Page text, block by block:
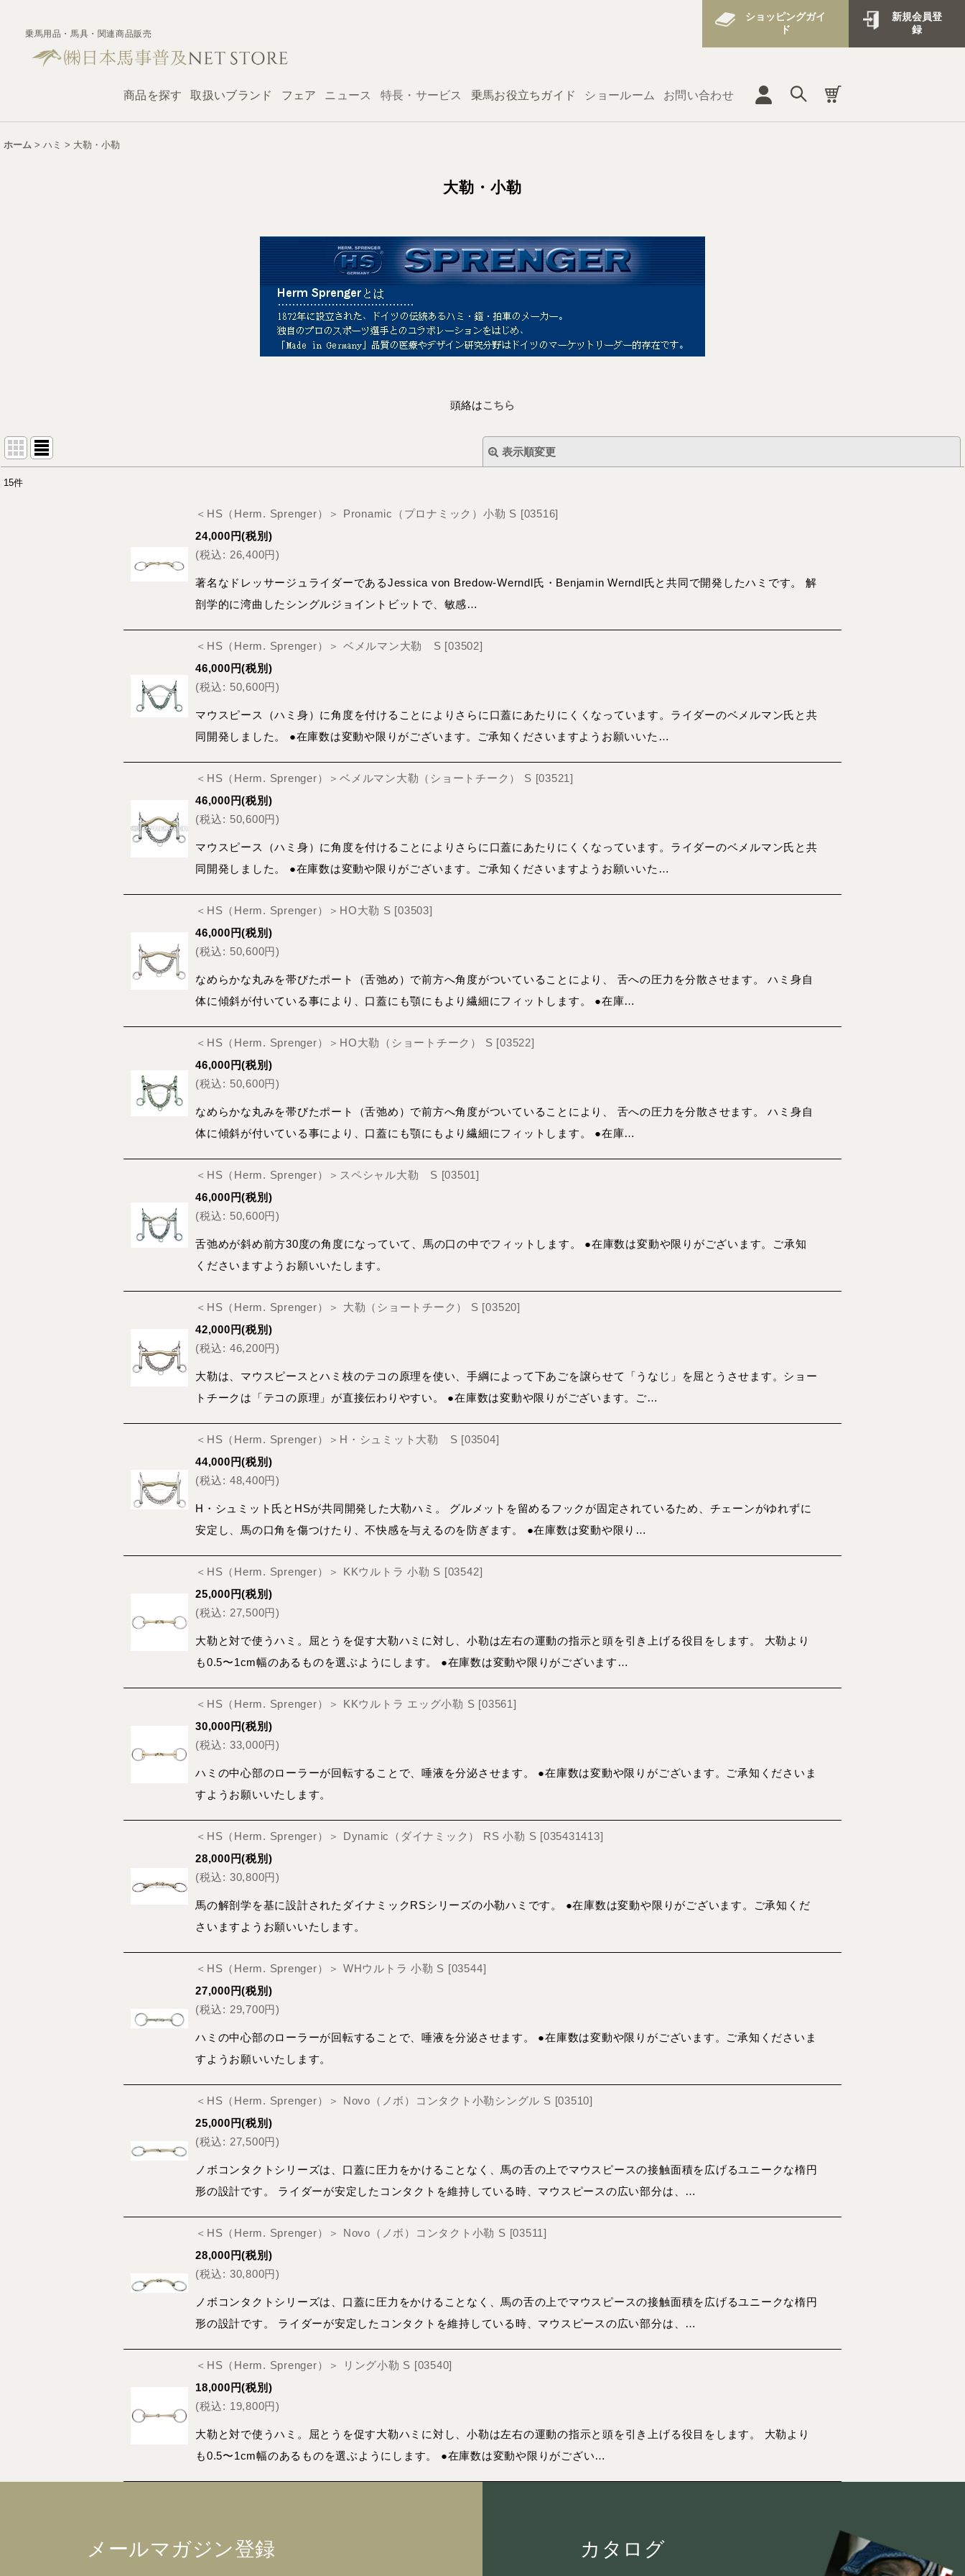
乗馬用品・馬具・関連商品販売
ショッピングガイ
ド
新規会員登
録
商品を探す 取扱いブランド フェア ニュース 特長・サービス 乗馬お役立ちガイド ショールーム お問い合わせ
ホーム > ハミ > 大勒・小勒
大勒・小勒
頭絡はこちら
表示順変更
15件
＜HS（Herm. Sprenger）＞ Pronamic（プロナミック）小勒 S [03516]
24,000 円(税別)
(税込: 26,400円)
著名なドレッサージュライダーであるJessica von Bredow-Werndl氏・Benjamin Werndl氏と共同で開発したハミです。 解
剖学的に湾曲したシングルジョイントビットで、敏感…
＜HS（Herm. Sprenger）＞ ベメルマン大勒 S [03502]
46,000 円(税別)
(税込: 50,600円)
マウスピース（ハミ身）に角度を付けることによりさらに口蓋にあたりにくくなっています。ライダーのベメルマン氏と共
同開発しました。 ●在庫数は変動や限りがございます。ご承知くださいますようお願いいた…
＜HS（Herm. Sprenger）＞ベメルマン大勒（ショートチーク） S [03521]
46,000 円(税別)
(税込: 50,600円)
マウスピース（ハミ身）に角度を付けることによりさらに口蓋にあたりにくくなっています。ライダーのベメルマン氏と共
同開発しました。 ●在庫数は変動や限りがございます。ご承知くださいますようお願いいた…
＜HS（Herm. Sprenger）＞HO大勒 S [03503]
46,000 円(税別)
(税込: 50,600円)
なめらかな丸みを帯びたポート（舌弛め）で前方へ角度がついていることにより、 舌への圧力を分散させます。 ハミ身自
体に傾斜が付いている事により、口蓋にも顎にもより繊細にフィットします。 ●在庫…
＜HS（Herm. Sprenger）＞HO大勒（ショートチーク） S [03522]
46,000 円(税別)
(税込: 50,600円)
なめらかな丸みを帯びたポート（舌弛め）で前方へ角度がついていることにより、 舌への圧力を分散させます。 ハミ身自
体に傾斜が付いている事により、口蓋にも顎にもより繊細にフィットします。 ●在庫…
＜HS（Herm. Sprenger）＞スペシャル大勒 S [03501]
46,000 円(税別)
(税込: 50,600円)
舌弛めが斜め前方30度の角度になっていて、馬の口の中でフィットします。 ●在庫数は変動や限りがございます。ご承知
くださいますようお願いいたします。
＜HS（Herm. Sprenger）＞ 大勒（ショートチーク） S [03520]
42,000 円(税別)
(税込: 46,200円)
大勒は、マウスピースとハミ枝のテコの原理を使い、手綱によって下あごを譲らせて「うなじ」を屈とうさせます。ショー
トチークは「テコの原理」が直接伝わりやすい。 ●在庫数は変動や限りがございます。ご…
＜HS（Herm. Sprenger）＞H・シュミット大勒 S [03504]
44,000 円(税別)
(税込: 48,400円)
H・シュミット氏とHSが共同開発した大勒ハミ。 グルメットを留めるフックが固定されているため、チェーンがゆれずに
安定し、馬の口角を傷つけたり、不快感を与えるのを防ぎます。 ●在庫数は変動や限り…
＜HS（Herm. Sprenger）＞ KKウルトラ 小勒 S [03542]
25,000 円(税別)
(税込: 27,500円)
大勒と対で使うハミ。屈とうを促す大勒ハミに対し、小勒は左右の運動の指示と頭を引き上げる役目をします。 大勒より
も0.5〜1cm幅のあるものを選ぶようにします。 ●在庫数は変動や限りがございます…
＜HS（Herm. Sprenger）＞ KKウルトラ エッグ小勒 S [03561]
30,000 円(税別)
(税込: 33,000円)
ハミの中心部のローラーが回転することで、唾液を分泌させます。 ●在庫数は変動や限りがございます。ご承知くださいま
すようお願いいたします。
＜HS（Herm. Sprenger）＞ Dynamic（ダイナミック） RS 小勒 S [035431413]
28,000 円(税別)
(税込: 30,800円)
馬の解剖学を基に設計されたダイナミックRSシリーズの小勒ハミです。 ●在庫数は変動や限りがございます。ご承知くだ
さいますようお願いいたします。
＜HS（Herm. Sprenger）＞ WHウルトラ 小勒 S [03544]
27,000 円(税別)
(税込: 29,700円)
ハミの中心部のローラーが回転することで、唾液を分泌させます。 ●在庫数は変動や限りがございます。ご承知くださいま
すようお願いいたします。
＜HS（Herm. Sprenger）＞ Novo（ノボ）コンタクト小勒シングル S [03510]
25,000 円(税別)
(税込: 27,500円)
ノボコンタクトシリーズは、口蓋に圧力をかけることなく、馬の舌の上でマウスピースの接触面積を広げるユニークな楕円
形の設計です。 ライダーが安定したコンタクトを維持している時、マウスピースの広い部分は、…
＜HS（Herm. Sprenger）＞ Novo（ノボ）コンタクト小勒 S [03511]
28,000 円(税別)
(税込: 30,800円)
ノボコンタクトシリーズは、口蓋に圧力をかけることなく、馬の舌の上でマウスピースの接触面積を広げるユニークな楕円
形の設計です。 ライダーが安定したコンタクトを維持している時、マウスピースの広い部分は、…
＜HS（Herm. Sprenger）＞ リング小勒 S [03540]
18,000 円(税別)
(税込: 19,800円)
大勒と対で使うハミ。屈とうを促す大勒ハミに対し、小勒は左右の運動の指示と頭を引き上げる役目をします。 大勒より
も0.5〜1cm幅のあるものを選ぶようにします。 ●在庫数は変動や限りがござい…
メールマガジン登録 カタログ